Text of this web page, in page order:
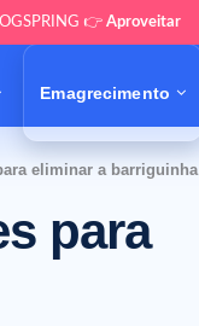
👉 Aproveitar
Emagrecimento
eliminar a barriguinha
para